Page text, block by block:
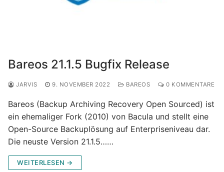
Bareos 21.1.5 Bugfix Release
JARVIS 9. NOVEMBER 2022 BAREOS 0 KOMMENTARE
Bareos (Backup Archiving Recovery Open Sourced) ist
ein ehemaliger Fork (2010) von Bacula und stellt eine
Open-Source Backuplösung auf Enterpriseniveau dar.
Die neuste Version 21.1.5……
WEITERLESEN →